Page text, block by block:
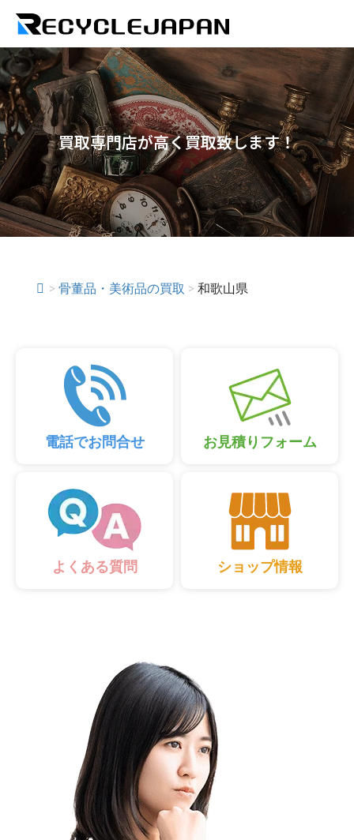
買取専門店が高く買取致します！
> 骨董品・美術品の買取 > 和歌山県
電話でお問合せ お見積りフォーム
よくある質問 ショップ情報